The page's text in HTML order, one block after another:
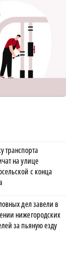
транспорта
на улице
с конца
дел завели в
нижегородских
за пьяную езду